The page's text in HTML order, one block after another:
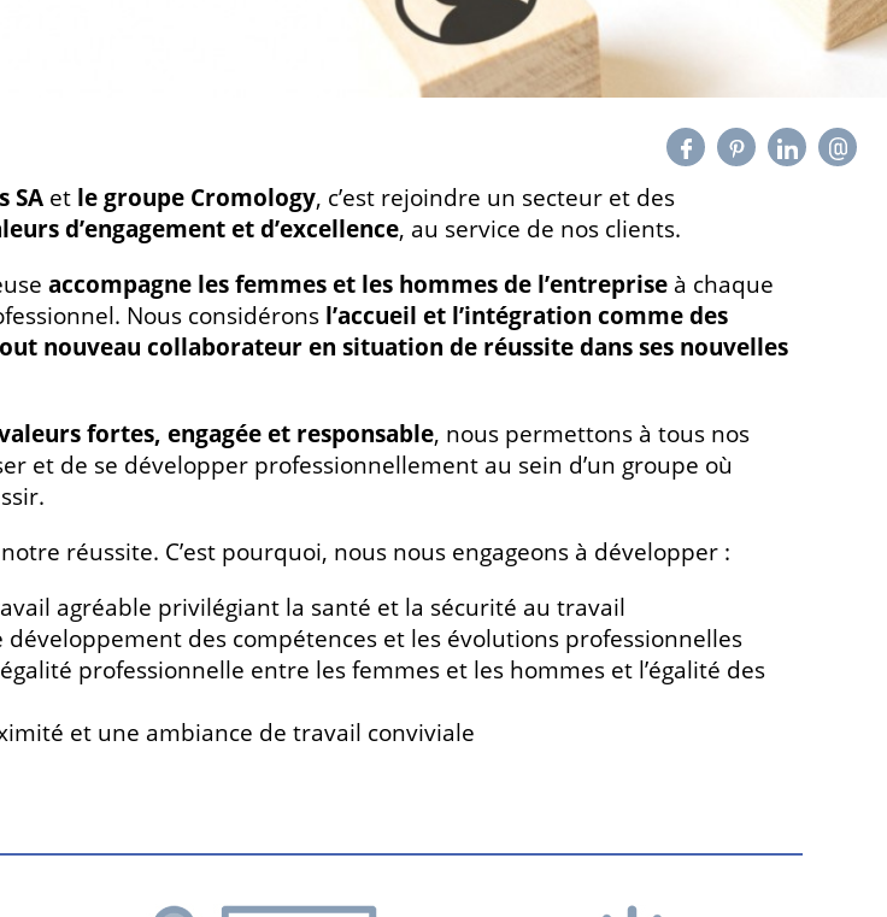
SA et le groupe Cromology, c’est rejoindre un secteur et des
d’engagement et d’excellence, au service de nos clients.
accompagne les femmes et les hommes de l’entreprise à chaque
Nous considérons l’accueil et l’intégration comme des
nouveau collaborateur en situation de réussite dans ses nouvelles
fortes, engagée et responsable, nous permettons à tous nos
et de se développer professionnellement au sein d’un groupe où
réussite. C’est pourquoi, nous nous engageons à développer :
agréable privilégiant la santé et la sécurité au travail
des compétences et les évolutions professionnelles
professionnelle entre les femmes et les hommes et l’égalité des
et une ambiance de travail conviviale